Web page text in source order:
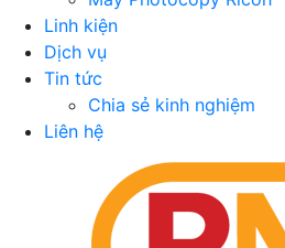
Linh kiện
Dịch vụ
Tin tức
Chia sẻ kinh nghiệm
Liên hệ